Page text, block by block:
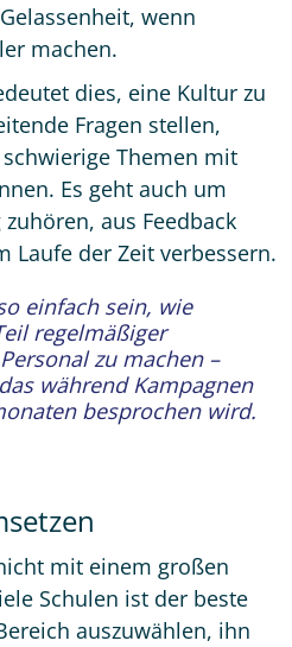
wenn
machen.
dies, eine Kultur zu
Fragen stellen,
Themen mit
Es geht auch um
aus Feedback
Laufe der Zeit verbessern.
einfach sein, wie
regelmäßiger
zu machen –
während Kampagnen
besprochen wird.
mit einem großen
Schulen ist der beste
auszuwählen, ihn